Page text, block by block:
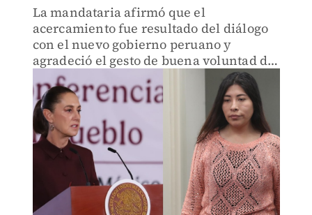
La mandataria afirmó que el
acercamiento fue resultado del diálogo
con el nuevo gobierno peruano y
agradeció el gesto de buena voluntad de
Lima.